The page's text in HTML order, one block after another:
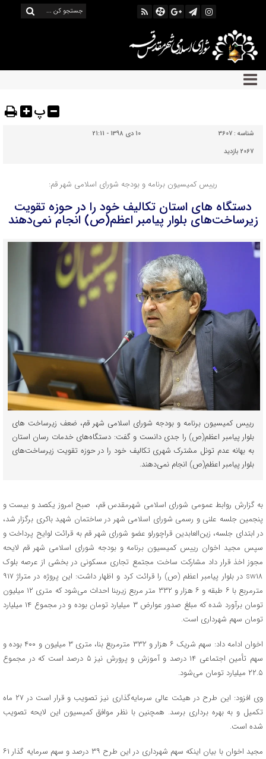
پ
شناسه : 3607
10 دی 1398 - 21:11
2067 بازدید
رییس کمیسیون برنامه و بودجه شورای اسلامی شهر قم:
دستگاه های استان تکالیف خود را در حوزه تقویت
زیرساخت‌های بلوار پیامبر اعظم(ص) انجام نمی‌دهند
رییس کمیسیون برنامه و بودجه شورای اسلامی شهر قم، ضعف زیرساخت های
بلوار پیامبر اعظم(ص) را جدی دانست و گفت: دستگاه‌های خدمات رسان استان
به بهانه عدم تونل مشترک شهری تکالیف خود را در حوزه تقویت زیرساخت‌های
بلوار پیامبر اعظم(ص) انجام نمی‌دهند.
به گزارش روابط عمومی شورای اسلامی شهرمقدس قم، صبح امروز یکصد و بیست و
پنجمین جلسه علنی و رسمی شورای اسلامی شهر در ساختمان شهید باکری برگزار شد،
در ابتدای جلسه، زین‌العابدین قراچورلو عضو شورای شهر قم به قرائت لوایح پرداخت و
سپس مجید اخوان رییس کمیسیون برنامه و بودجه شورای اسلامی شهر قم لایحه
مجوز اخذ قرار داد مشارکت ساخت مجتمع تجاری مسکونی در بخشی از عرصه بلوک
sw۱۸ در بلوار پیامبر اعظم (ص) را قرائت کرد و اظهار داشت: این پروژه در متراژ ۹۱۷
مترمربع با ۶ طبقه و ۶ هزار و ۳۳۲ متر مربع زیربنا احداث می‌شود که متری ۱۲ میلیون
تومان برآورد شده که مبلغ صدور عوارض ۳ میلیارد تومان بوده و در مجموع ۱۴ میلیارد
تومان سهم شهرداری است.
اخوان ادامه داد: سهم شریک ۶ هزار و ۳۳۲ مترمربع بنا، متری ۳ میلیون و ۴۰۰ بوده و
سهم تأمین اجتماعی ۱۴ درصد و آموزش‌ و پرورش نیز ۵ درصد است که در مجموع
۲۲.۵ میلیارد تومان می‌شود.
وی افزود: این طرح در هیئت عالی سرمایه‌گذاری نیز تصویب و قرار است در ۲۷ ماه
تکمیل و به بهره برداری برسد. همچنین با نظر موافق کمیسیون این لایحه تصویب
شده است.
مجید اخوان با بیان اینکه سهم شهرداری در این طرح ۳۹ درصد و سهم سرمایه گذار ۶۱